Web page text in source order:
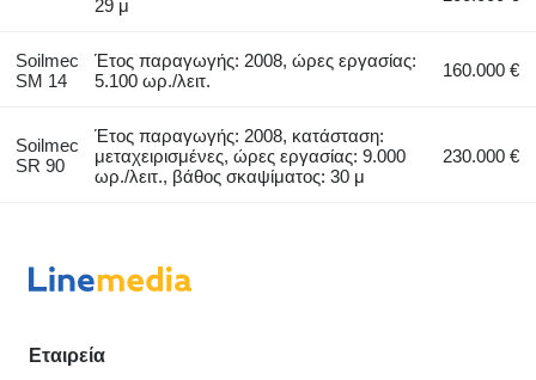
29 μ
Soilmec
SM 14
Έτος παραγωγής: 2008, ώρες εργασίας:
5.100 ωρ./λειτ.
160.000 €
Soilmec
SR 90
Έτος παραγωγής: 2008, κατάσταση:
μεταχειρισμένες, ώρες εργασίας: 9.000
ωρ./λειτ., βάθος σκαψίματος: 30 μ
230.000 €
Εταιρεία